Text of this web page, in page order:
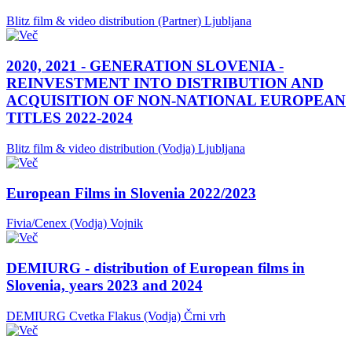
Blitz film & video distribution (Partner) Ljubljana
2020, 2021 - GENERATION SLOVENIA -
REINVESTMENT INTO DISTRIBUTION AND
ACQUISITION OF NON-NATIONAL EUROPEAN
TITLES 2022-2024
Blitz film & video distribution (Vodja) Ljubljana
European Films in Slovenia 2022/2023
Fivia/Cenex (Vodja) Vojnik
DEMIURG - distribution of European films in
Slovenia, years 2023 and 2024
DEMIURG Cvetka Flakus (Vodja) Črni vrh